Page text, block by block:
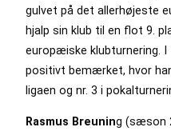
gulvet på det allerhøjeste
hjalp sin klub til en flot 9.
europæiske klubturnering. I
positivt bemærket, hvor
ligaen og nr. 3 i
Rasmus Breuning (sæson